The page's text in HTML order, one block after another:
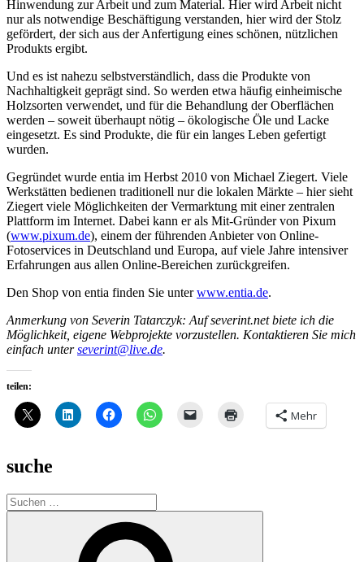
Hinwendung zur Arbeit und zum Material. Hier wird Arbeit nicht
nur als notwendige Beschäftigung verstanden, hier wird der Stolz
gefördert, der sich aus der Anfertigung eines schönen, nützlichen
Produkts ergibt.
Und es ist nahezu selbstverständlich, dass die Produkte von
Nachhaltigkeit geprägt sind. So werden etwa häufig einheimische
Holzsorten verwendet, und für die Behandlung der Oberflächen
werden – soweit überhaupt nötig – ökologische Öle und Lacke
eingesetzt. Es sind Produkte, die für ein langes Leben gefertigt
wurden.
Gegründet wurde entia im Herbst 2010 von Michael Ziegert. Viele
Werkstätten bedienen traditionell nur die lokalen Märkte – hier sieht
Ziegert viele Möglichkeiten der Vermarktung mit einer zentralen
Plattform im Internet. Dabei kann er als Mit-Gründer von Pixum
(www.pixum.de), einem der führenden Anbieter von Online-
Fotoservices in Deutschland und Europa, auf viele Jahre intensiver
Erfahrungen aus allen Online-Bereichen zurückgreifen.
Den Shop von entia finden Sie unterwww.entia.de.
Anmerkung von Severin Tatarczyk: Auf severint.net biete ich die
Möglichkeit, eigene Webprojekte vorzustellen. Kontaktieren Sie mich
einfach unterseverint@live.de.
teilen:
Mehr
suche
Suche
nach: